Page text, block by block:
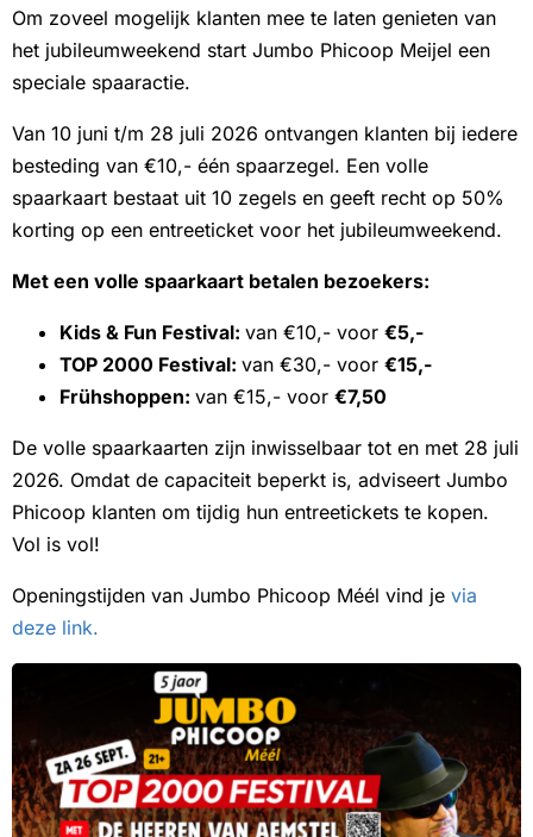
Om zoveel mogelijk klanten mee te laten genieten van
het jubileumweekend start Jumbo Phicoop Meijel een
speciale spaaractie.
Van 10 juni t/m 28 juli 2026 ontvangen klanten bij iedere
besteding van €10,- één spaarzegel. Een volle
spaarkaart bestaat uit 10 zegels en geeft recht op 50%
korting op een entreeticket voor het jubileumweekend.
Met een volle spaarkaart betalen bezoekers:
Kids & Fun Festival: van €10,- voor €5,-
TOP 2000 Festival: van €30,- voor €15,-
Frühshoppen: van €15,- voor €7,50
De volle spaarkaarten zijn inwisselbaar tot en met 28 juli
2026. Omdat de capaciteit beperkt is, adviseert Jumbo
Phicoop klanten om tijdig hun entreetickets te kopen.
Vol is vol!
Openingstijden van Jumbo Phicoop Méél vind je via
deze link.